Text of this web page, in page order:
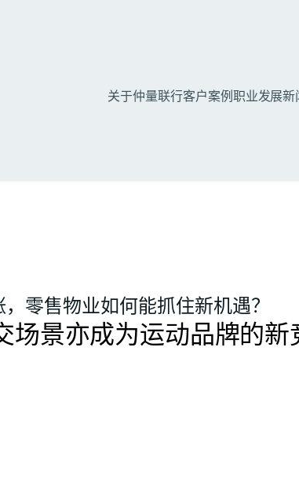
关于仲量联行客户案例职业发展新
零售物业如何能抓住新机遇？
场景亦成为运动品牌的新